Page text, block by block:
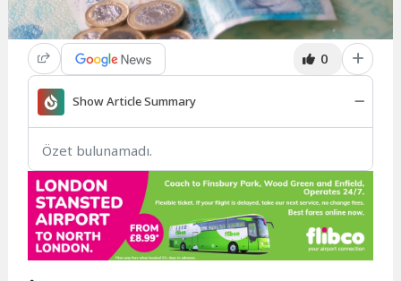
0
Show Article Summary
Özet bulunamadı.